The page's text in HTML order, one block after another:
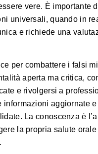
vere. È importante
universali, quando in
e richiede una
per combattere i falsi
aperta ma critica,
e rivolgersi a
informazioni aggiornate e
La conoscenza è
la propria salute